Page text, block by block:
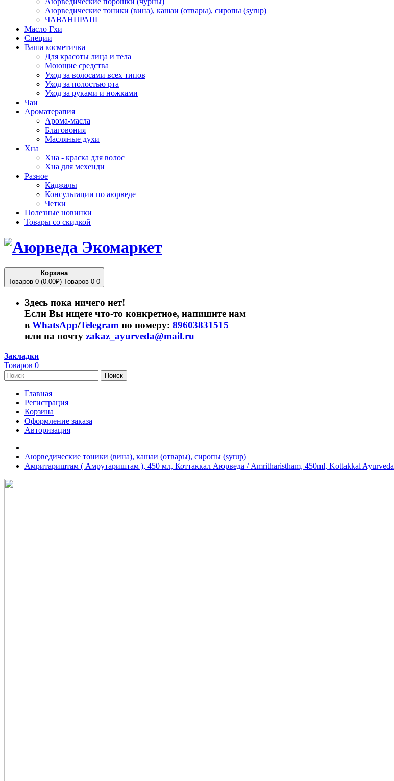
Аюрведические тоники (вина), кашаи (отвары), сиропы (syrup)
ЧАВАНПРАШ
Масло Гхи
Специи
Ваша косметичка
Для красоты лица и тела
Моющие средства
Уход за волосами всех типов
Уход за полостью рта
Уход за руками и ножками
Чаи
Ароматерапия
Арома-масла
Благовония
Масляные духи
Хна
Хна - краска для волос
Хна для мехенди
Разное
Каджалы
Консультации по аюрведе
Четки
Полезные новинки
Товары со скидкой
Корзина
Товаров 0 (0.00₽) Товаров 0 0
Здесь пока ничего нет!
Если Вы ищете что-то конкретное, напишите нам
в WhatsApp/Telegram по номеру: 89603831515
или на почту zakaz_ayurveda@mail.ru
Закладки
Товаров 0
Поиск
Главная
Регистрация
Корзина
Оформление заказа
Авторизация
Аюрведические тоники (вина), кашаи (отвары), сиропы (syrup)
Амритариштам ( Амрутариштам ), 450 мл, Коттаккал Аюрведа / Amritharistham, 450ml, Kottakkal Ayurveda